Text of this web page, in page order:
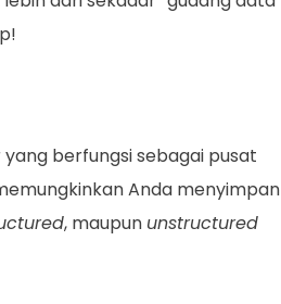
berfungsi sebagai pusat
Anda menyimpan
, maupun unstructured